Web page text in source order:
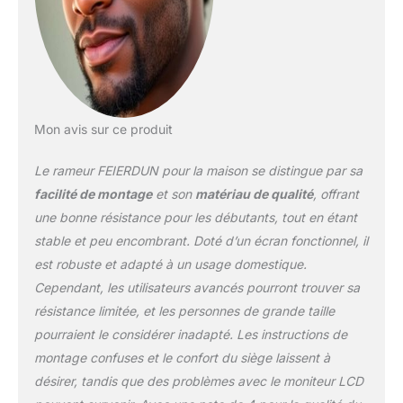
maison dispose de 16
niveaux de résistance,
adapté à tous les
niveaux de remise en
pour les personnes
niveaux 9 à 16 défient et
augmentent les objectifs
de fitness pour les plus
jeunes membres
Entraînement à domicile
silencieux : FEIERDUN
Rower dispose d'un triple
système silencieux :
contrôle magnétique à
double anneau, poulie en
Mon avis sur ce produit
Le rameur FEIERDUN pour la maison se distingue par sa
facilité de montageet son matériau de qualité, offrant
une bonne résistance pour les débutants, tout en étant
stable et peu encombrant. Doté d’un écran fonctionnel, il
est robuste et adapté à un usage domestique.
Cependant, les utilisateurs avancés pourront trouver sa
résistance limitée, et les personnes de grande taille
pourraient le considérer inadapté. Les instructions de
montage confuses et le confort du siège laissent à
désirer, tandis que des problèmes avec le moniteur LCD